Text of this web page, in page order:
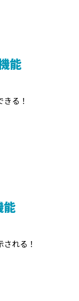
能
る！
能
れる！